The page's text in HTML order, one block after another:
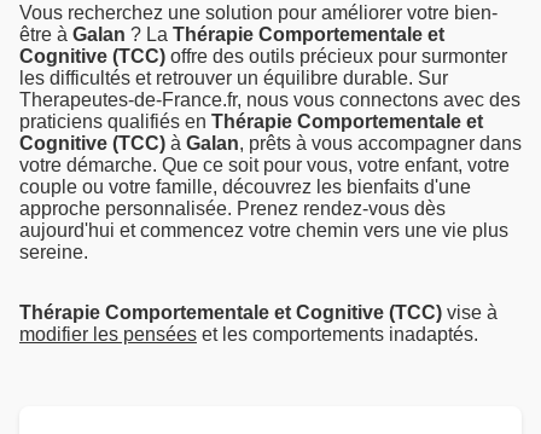
Vous recherchez une solution pour améliorer votre bien-
être à Galan ? La Thérapie Comportementale et
Cognitive (TCC) offre des outils précieux pour surmonter
les difficultés et retrouver un équilibre durable. Sur
Therapeutes-de-France.fr, nous vous connectons avec des
praticiens qualifiés en Thérapie Comportementale et
Cognitive (TCC) à Galan, prêts à vous accompagner dans
votre démarche. Que ce soit pour vous, votre enfant, votre
couple ou votre famille, découvrez les bienfaits d'une
approche personnalisée. Prenez rendez-vous dès
aujourd'hui et commencez votre chemin vers une vie plus
sereine.
Thérapie Comportementale et Cognitive (TCC) vise à
modifier les pensées et les comportements inadaptés.